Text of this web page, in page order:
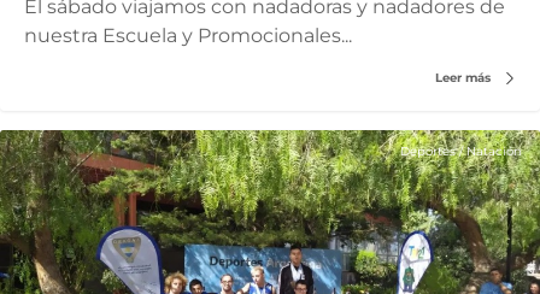
El sábado viajamos con nadadoras y nadadores de
nuestra Escuela y Promocionales...
Leer más
Deportes / Natación